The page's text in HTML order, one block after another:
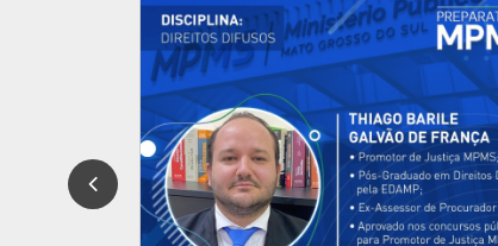
Thiago Barile Galvão De França